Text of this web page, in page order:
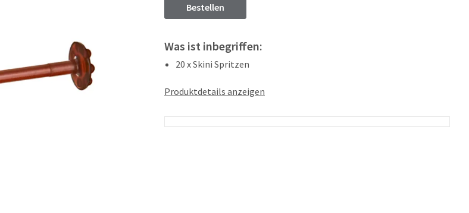
Bestellen
Was ist inbegriffen:
20 x Skini Spritzen
Produktdetails anzeigen